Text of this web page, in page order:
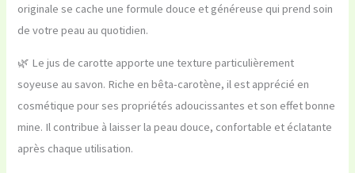
originale se cache une formule douce et généreuse qui prend soin
de votre peau au quotidien.
🌿 Le jus de carotte apporte une texture particulièrement
soyeuse au savon. Riche en bêta-carotène, il est apprécié en
cosmétique pour ses propriétés adoucissantes et son effet bonne
mine. Il contribue à laisser la peau douce, confortable et éclatante
après chaque utilisation.